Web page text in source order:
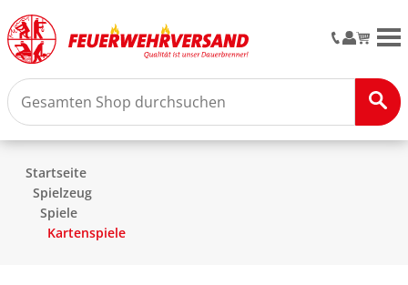
Startseite
Spielzeug
Spiele
Kartenspiele